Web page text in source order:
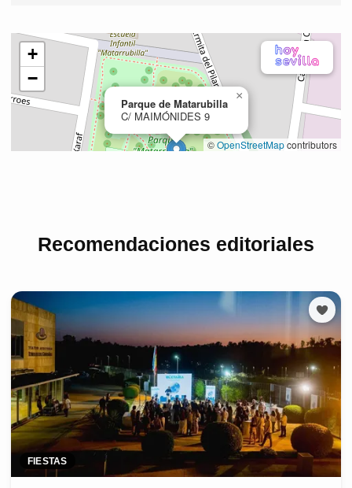
Recomendaciones editoriales
FIESTAS